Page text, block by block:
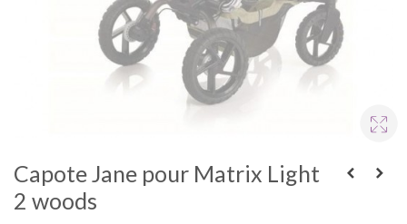
Capote Jane pour Matrix Light
2 woods